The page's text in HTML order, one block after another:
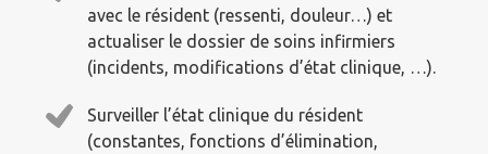
avec le résident (ressenti, douleur…) et
actualiser le dossier de soins infirmiers
(incidents, modifications d’état clinique, …).
Surveiller l’état clinique du résident
(constantes, fonctions d’élimination,